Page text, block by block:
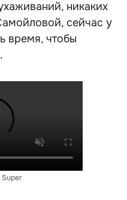
никаких
сейчас у
время, чтобы